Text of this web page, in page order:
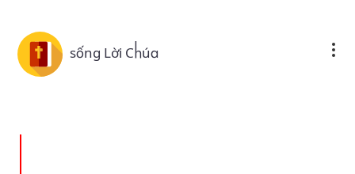
sống Lời Chúa